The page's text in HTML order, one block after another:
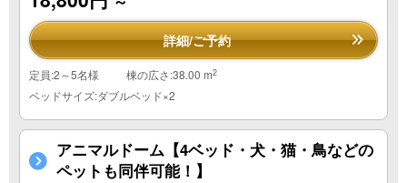
詳細/ご予約
定員:2～5名様 棟の広さ:38.00 m2
ベッドサイズ:ダブルベッド×2
アニマルドーム【4ベッド・犬・猫・鳥などの
ペットも同伴可能！】